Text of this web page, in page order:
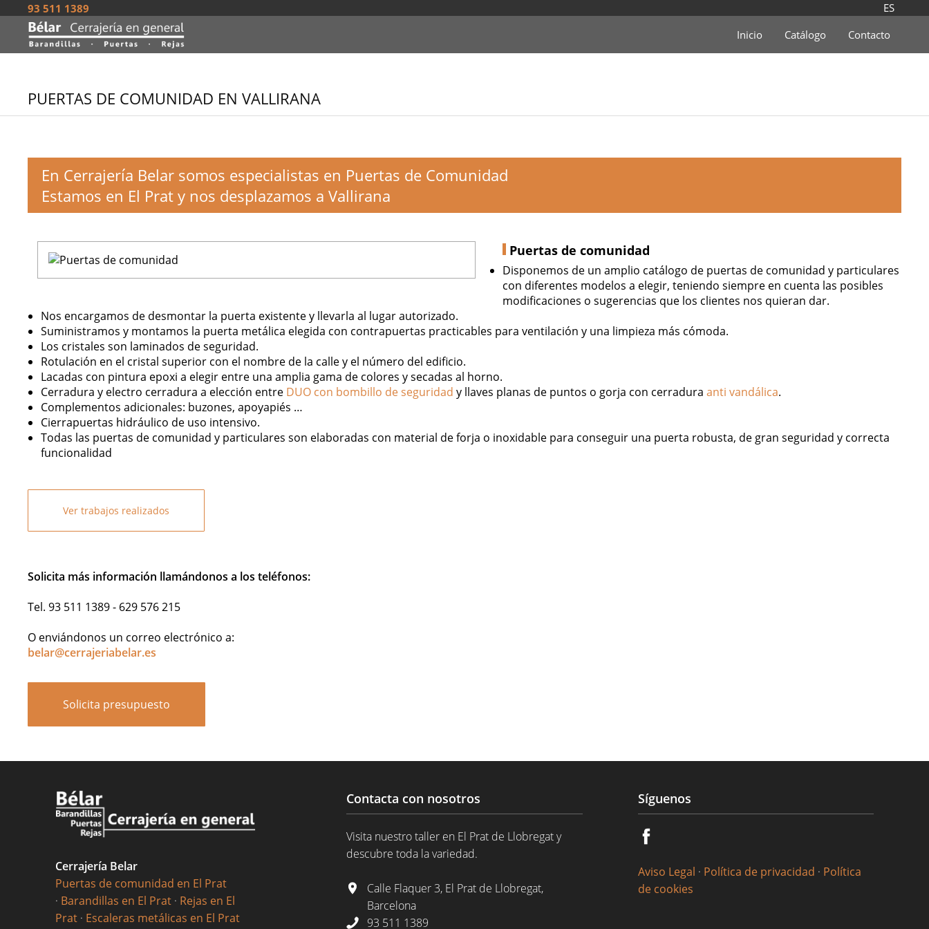
ES
93 511 1389
Inicio
Catálogo Contacto
PUERTAS DE COMUNIDAD EN VALLIRANA
En Cerrajería Belar somos especialistas en Puertas de Comunidad
Estamos en El Prat y nos desplazamos a Vallirana
Puertas de comunidad
Disponemos de un amplio catálogo de puertas de comunidad y particulares
con diferentes modelos a elegir, teniendo siempre en cuenta las posibles
modificaciones o sugerencias que los clientes nos quieran dar.
Nos encargamos de desmontar la puerta existente y llevarla al lugar autorizado.
Suministramos y montamos la puerta metálica elegida con contrapuertas practicables para ventilación y una limpieza más cómoda.
Los cristales son laminados de seguridad.
Rotulación en el cristal superior con el nombre de la calle y el número del edificio.
Lacadas con pintura epoxi a elegir entre una amplia gama de colores y secadas al horno.
Cerradura y electro cerradura a elección entre DUO con bombillo de seguridad y llaves planas de puntos o gorja con cerradura anti vandálica.
Complementos adicionales: buzones, apoyapiés …
Cierrapuertas hidráulico de uso intensivo.
Todas las puertas de comunidad y particulares son elaboradas con material de forja o inoxidable para conseguir una puerta robusta, de gran seguridad y correcta
funcionalidad
Ver trabajos realizados
Solicita más información llamándonos a los teléfonos:
Tel. 93 511 1389 - 629 576 215
O enviándonos un correo electrónico a:
belar@cerrajeriabelar.es
Solicita presupuesto
Cerrajería Belar
Puertas de comunidad en El Prat
· Barandillas en El Prat · Rejas en El
Prat · Escaleras metálicas en El Prat
Contacta con nosotros
Visita nuestro taller en El Prat de Llobregat y
descubre toda la variedad.
Calle Flaquer 3, El Prat de Llobregat,
Barcelona
93 511 1389
Síguenos
Aviso Legal · Política de privacidad · Política
de cookies